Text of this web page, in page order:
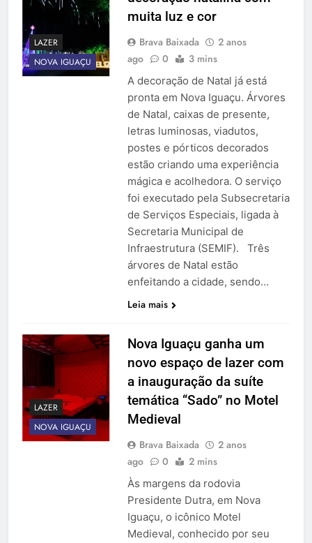
LAZER
NOVA IGUAÇU
muita luz e cor
Brava Baixada
2 anos
ago
0 3 mins
A decoração de Natal já está
pronta em Nova Iguaçu. Árvores
de Natal, caixas de presente,
letras luminosas, viadutos,
postes e pórticos decorados
estão criando uma experiência
mágica e acolhedora. O serviço
foi executado pela Subsecretaria
de Serviços Especiais, ligada à
Secretaria Municipal de
Infraestrutura (SEMIF). Três
árvores de Natal estão
enfeitando a cidade, sendo…
Leia mais
LAZER
NOVA IGUAÇU
Nova Iguaçu ganha um
novo espaço de lazer com
a inauguração da suíte
temática “Sado” no Motel
Medieval
Brava Baixada
2 anos
ago
0 2 mins
Às margens da rodovia
Presidente Dutra, em Nova
Iguaçu, o icônico Motel
Medieval, conhecido por seu